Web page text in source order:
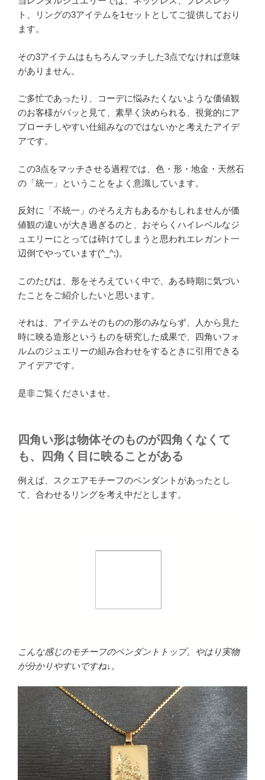
ト、リングの3アイテムを1セットとしてご提供しており
ます。
その3アイテムはもちろんマッチした3点でなければ意味
がありません。
ご多忙であったり、コーデに悩みたくないような価値観
のお客様がパッと見て、素早く決められる、視覚的にア
プローチしやすい仕組みなのではないかと考えたアイデ
アです。
この3点をマッチさせる過程では、色・形・地金・天然石
の「統一」ということをよく意識しています。
反対に「不統一」のそろえ方もあるかもしれませんが価
値観の違いが大き過ぎるのと、おそらくハイレベルなジ
ュエリーにとっては砕けてしまうと思われエレガント一
辺倒でやっています(^_^;)。
このたびは、形をそろえていく中で、ある時期に気づい
たことをご紹介したいと思います。
それは、アイテムそのものの形のみならず、人から見た
時に映る造形というものを研究した成果で、四角いフォ
ルムのジュエリーの組み合わせをするときに引用できる
アイデアです。
是非ご覧くださいませ。
四角い形は物体そのものが四角くなくて
も、四角く目に映ることがある
例えば、スクエアモチーフのペンダントがあったとし
て、合わせるリングを考え中だとします。
こんな感じのモチーフのペンダントトップ。やはり実物
が分かりやすいですね↓。